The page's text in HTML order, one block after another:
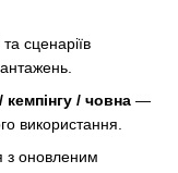
та сценаріїв
/ човна —
використання.
з оновленим